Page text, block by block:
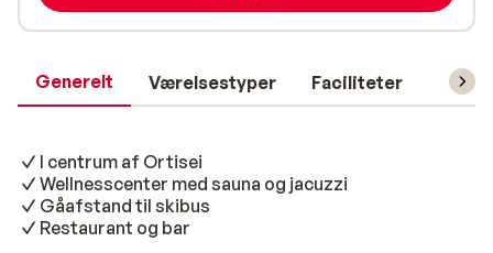
Generelt Værelsestyper Faciliteter
I centrum af Ortisei
Wellnesscenter med sauna og jacuzzi
Gåafstand til skibus
Restaurant og bar